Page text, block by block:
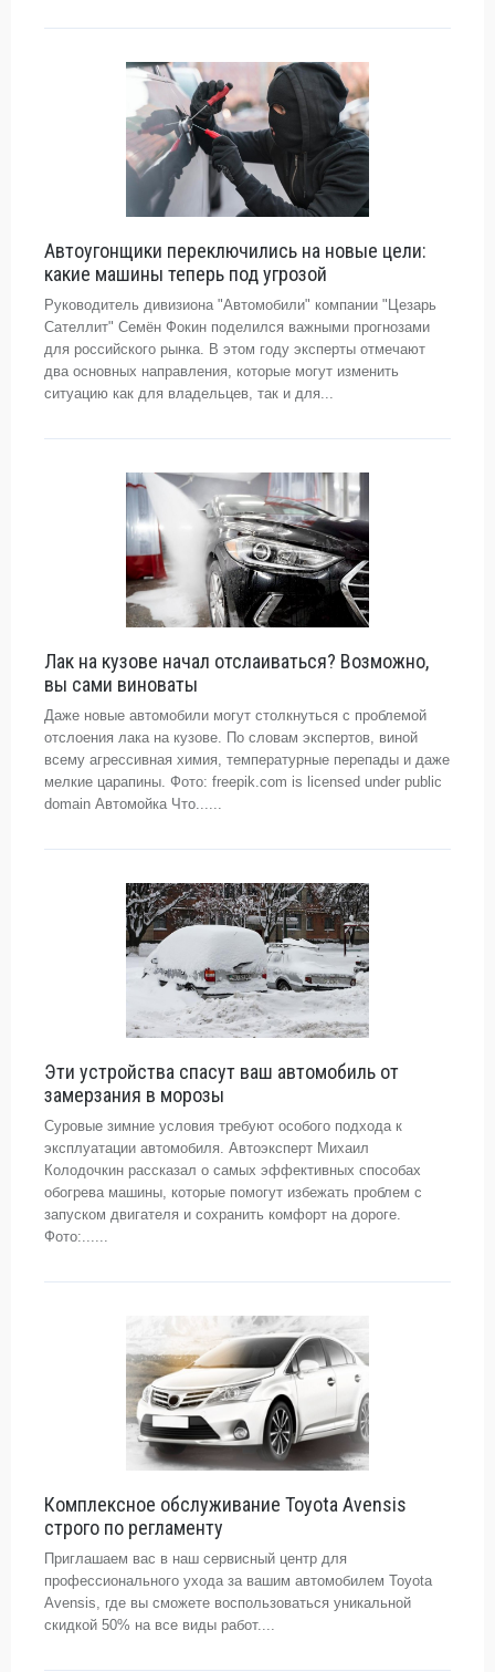
Автоугонщики переключились на новые цели:
какие машины теперь под угрозой
Руководитель дивизиона "Автомобили" компании "Цезарь
Сателлит" Семён Фокин поделился важными прогнозами
для российского рынка. В этом году эксперты отмечают
два основных направления, которые могут изменить
ситуацию как для владельцев, так и для...
Лак на кузове начал отслаиваться? Возможно,
вы сами виноваты
Даже новые автомобили могут столкнуться с проблемой
отслоения лака на кузове. По словам экспертов, виной
всему агрессивная химия, температурные перепады и даже
мелкие царапины. Фото: freepik.com is licensed under public
domain Автомойка Что......
Эти устройства спасут ваш автомобиль от
замерзания в морозы
Суровые зимние условия требуют особого подхода к
эксплуатации автомобиля. Автоэксперт Михаил
Колодочкин рассказал о самых эффективных способах
обогрева машины, которые помогут избежать проблем с
запуском двигателя и сохранить комфорт на дороге.
Фото:......
Комплексное обслуживание Toyota Avensis
строго по регламенту
Приглашаем вас в наш сервисный центр для
профессионального ухода за вашим автомобилем Toyota
Avensis, где вы сможете воспользоваться уникальной
скидкой 50% на все виды работ....